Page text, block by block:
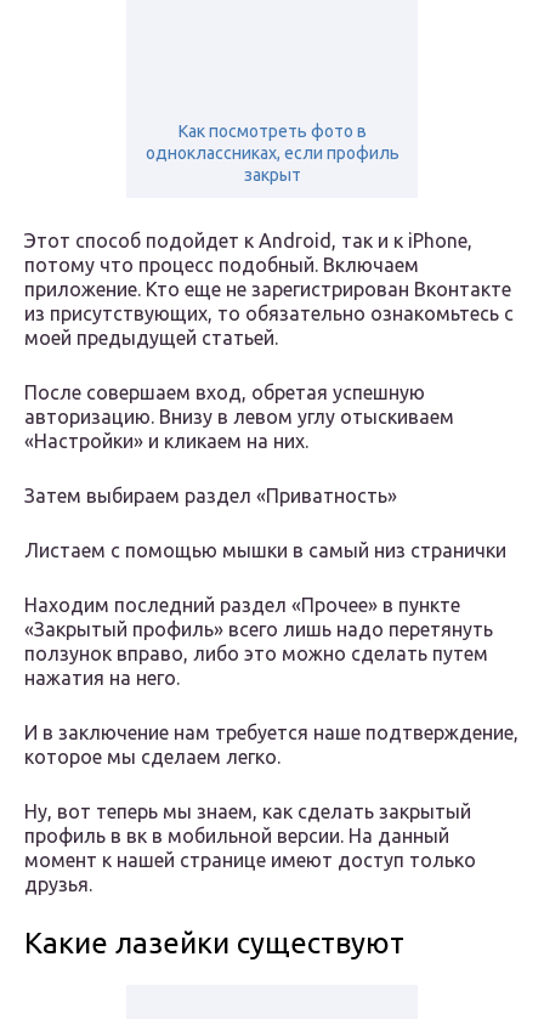
Как посмотреть фото в
одноклассниках, если профиль
закрыт
Этот способ подойдет к Android, так и к iPhone,
потому что процесс подобный. Включаем
приложение. Кто еще не зарегистрирован Вконтакте
из присутствующих, то обязательно ознакомьтесь с
моей предыдущей статьей.
После совершаем вход, обретая успешную
авторизацию. Внизу в левом углу отыскиваем
«Настройки» и кликаем на них.
Затем выбираем раздел «Приватность»
Листаем с помощью мышки в самый низ странички
Находим последний раздел «Прочее» в пункте
«Закрытый профиль» всего лишь надо перетянуть
ползунок вправо, либо это можно сделать путем
нажатия на него.
И в заключение нам требуется наше подтверждение,
которое мы сделаем легко.
Ну, вот теперь мы знаем, как сделать закрытый
профиль в вк в мобильной версии. На данный
момент к нашей странице имеют доступ только
друзья.
Какие лазейки существуют